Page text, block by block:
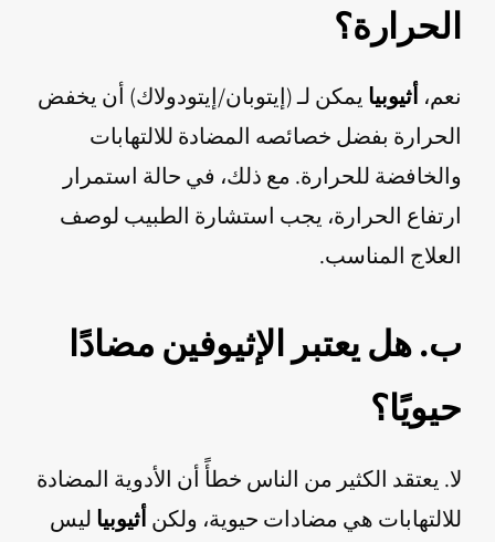
الحرارة؟
نعم، أثيوبيا يمكن لـ (إيتوبان/إيتودولاك) أن يخفض
الحرارة بفضل خصائصه المضادة للالتهابات
والخافضة للحرارة. مع ذلك، في حالة استمرار
ارتفاع الحرارة، يجب استشارة الطبيب لوصف
العلاج المناسب.
ب. هل يعتبر الإثيوفين مضادًا
حيويًا؟
لا. يعتقد الكثير من الناس خطأً أن الأدوية المضادة
للالتهابات هي مضادات حيوية، ولكن أثيوبيا ليس